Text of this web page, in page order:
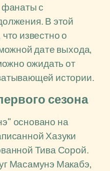
фанаты с
В этой
известно о
дате выхода,
ожидать от
истории.
сезона
основано на
Хазуки
Тива Сорой.
Масамунэ Макабэ,